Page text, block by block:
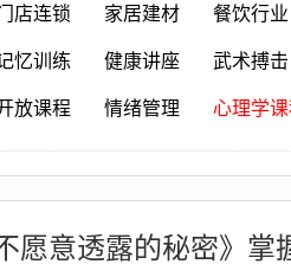
店连锁 家居建材 餐饮行业
忆训练 健康讲座 武术搏击
放课程 情绪管理 心理学
愿意透露的秘密》